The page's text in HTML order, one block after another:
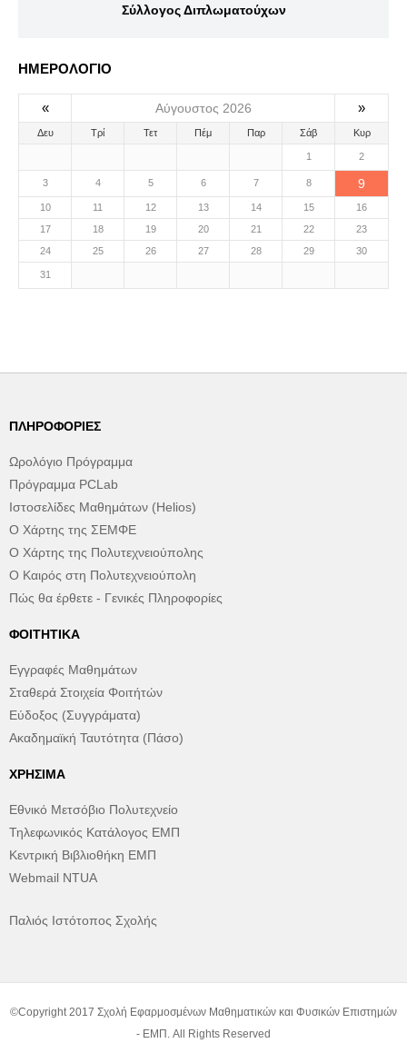
Σύλλογος Διπλωματούχων
ΗΜΕΡΟΛΟΓΙΟ
« Αύγουστος 2026 »
Δευ Τρί Τετ Πέμ Παρ Σάβ Κυρ
1 2
3 4 5 6 7 8 9
10 11 12 13 14 15
16
17
18 19 20 21 22
23
24
25 26 27 28 29 30
31
ΠΛΗΡΟΦΟΡΊΕΣ
Ωρολόγιο Πρόγραμμα
Πρόγραμμα PCLab
Ιστοσελίδες Μαθημάτων (Helios)
Ο Χάρτης της ΣΕΜΦΕ
Ο Χάρτης της Πολυτεχνειούπολης
Ο Καιρός στη Πολυτεχνειούπολη
Πώς θα έρθετε - Γενικές Πληροφορίες
ΦΟΙΤΗΤΙΚΆ
Εγγραφές Μαθημάτων
Σταθερά Στοιχεία Φοιτήτών
Εύδοξος (Συγγράματα)
Ακαδημαϊκή Ταυτότητα (Πάσο)
ΧΡΉΣΙΜΑ
Εθνικό Μετσόβιο Πολυτεχνείο
Τηλεφωνικός Κατάλογος ΕΜΠ
Κεντρική Βιβλιοθήκη ΕΜΠ
Webmail NTUA
Παλιός Ιστότοπος Σχολής
©Copyright 2017 Σχολή Εφαρμοσμένων Μαθηματικών και Φυσικών Επιστημών
- ΕΜΠ. All Rights Reserved